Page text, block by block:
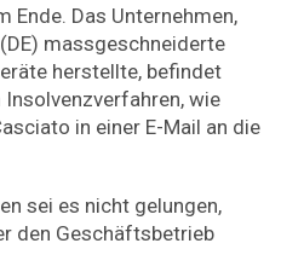
Ende. Das Unternehmen,
massgeschneiderte
herstellte, befindet
wie
in einer E-Mail an die
sei es nicht gelungen,
den Geschäftsbetrieb